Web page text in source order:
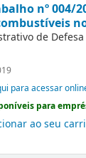
nº 004/
de Defesa
para acessar
para
ao seu